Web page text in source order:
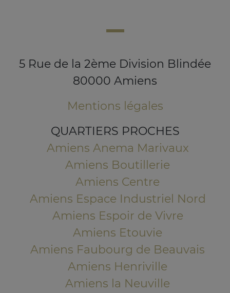
5 Rue de la 2ème Division Blindée
80000 Amiens
Mentions légales
QUARTIERS PROCHES
Amiens Anema Marivaux
Amiens Boutillerie
Amiens Centre
Amiens Espace Industriel Nord
Amiens Espoir de Vivre
Amiens Etouvie
Amiens Faubourg de Beauvais
Amiens Henriville
Amiens la Neuville